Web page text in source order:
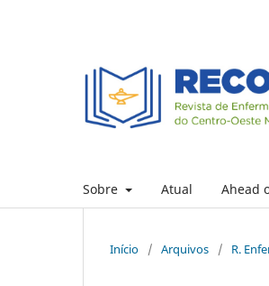
Sobre Atual Ahead
Início / Arquivos / R.